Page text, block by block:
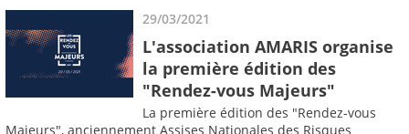
29/03/2021
L'association AMARIS organise
la première édition des
"Rendez-vous Majeurs"
La première édition des "Rendez-vous
Majeurs", anciennement Assises Nationales des Risques